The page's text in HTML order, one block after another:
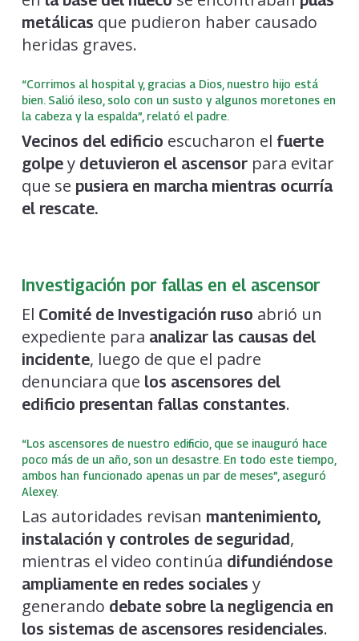
metálicas que pudieron haber causado
heridas graves.
“Corrimos al hospital y, gracias a Dios, nuestro hijo está
bien. Salió ileso, solo con un susto y algunos moretones en
la cabeza y la espalda”, relató el padre.
Vecinos del edificio escucharon el fuerte
golpey detuvieron el ascensorpara evitar
que se pusiera en marcha mientras ocurría
el rescate.
Investigación por fallas en el ascensor
El Comité de Investigación ruso abrió un
expediente para analizar las causas del
incidente, luego de que el padre
denunciara que los ascensores del
edificio presentan fallas constantes.
“Los ascensores de nuestro edificio, que se inauguró hace
poco más de un año, son un desastre. En todo este tiempo,
ambos han funcionado apenas un par de meses”, aseguró
Alexey.
Las autoridades revisan mantenimiento,
instalación y controles de seguridad,
mientras el video continúa difundiéndose
ampliamente en redes sociales y
generando debate sobre la negligencia en
los sistemas de ascensores residenciales.